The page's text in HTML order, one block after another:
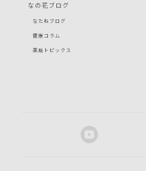
なの花ブログ
なたねブログ
健康コラム
薬局トピックス